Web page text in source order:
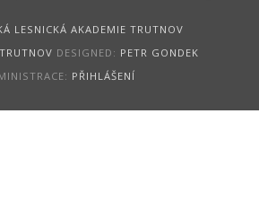
LESNICKÁ AKADEMIE TRUTNOV
DESIGNED: PETR GONDEK
PŘIHLÁŠENÍ